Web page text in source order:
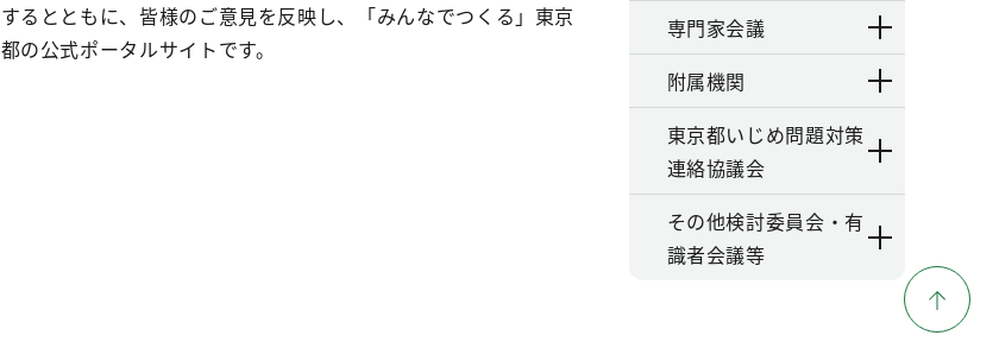
するとともに、皆様のご意見を反映し、「みんなでつくる」東京
都の公式ポータルサイトです。
専門家会議
附属機関
東京都いじめ問題対策
連絡協議会
その他検討委員会・有
識者会議等